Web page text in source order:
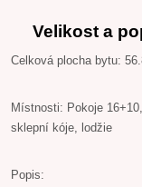
Velikost a
Celková plocha bytu:
Místnosti: Pokoje
sklepní kóje, lodžie
Popis: